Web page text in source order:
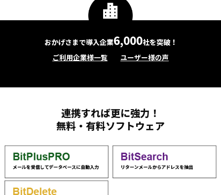
おかげさまで導入企業6,000社を突破！
ご利用企業様一覧
ユーザー様の声
連携すれば更に強力！
無料・有料ソフトウェア